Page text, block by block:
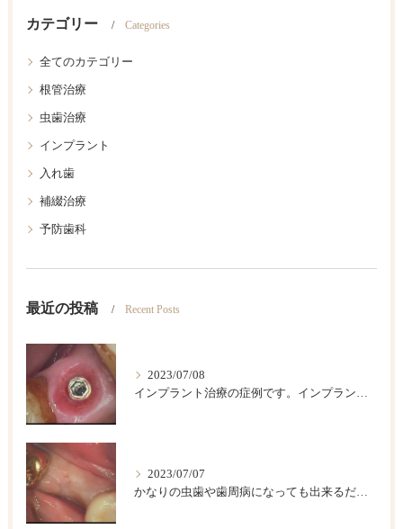
カテゴリー Categories
全てのカテゴリー
根管治療
虫歯治療
インプラント
入れ歯
補綴治療
予防歯科
最近の投稿 Recent Posts
2023/07/08
インプラント治療の症例です。インプラントは歯が欠損した後のベストの治療法です。
2023/07/07
かなりの虫歯や歯周病になっても出来るだけ歯は保存したいですが、歯をどうしても抜かなければならない場合があります。このような時に伝統的な入れ歯やブリッジなどによって欠損部を回復する方法がありますが、条件が合えば、インプラント治療が一番具合が良い治療法です。